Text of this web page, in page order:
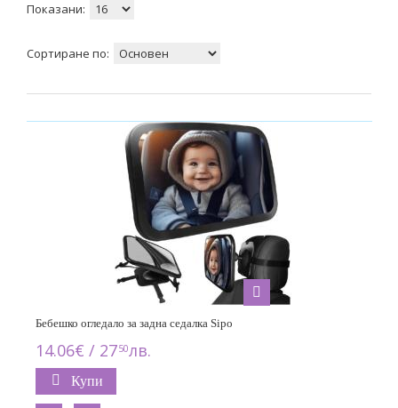
Показани:
Сортиране по:
Бебешко огледало за задна седалка Sipo
14.06€ / 2750лв.
Купи